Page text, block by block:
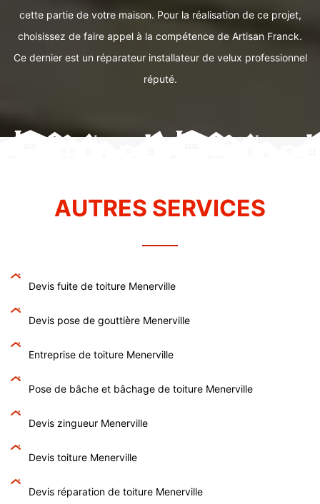
cette partie de votre maison. Pour la réalisation de ce projet,
choisissez de faire appel à la compétence de Artisan Franck.
Ce dernier est un réparateur installateur de velux professionnel
réputé.
AUTRES SERVICES
Devis fuite de toiture Menerville
Devis pose de gouttière Menerville
Entreprise de toiture Menerville
Pose de bâche et bâchage de toiture Menerville
Devis zingueur Menerville
Devis toiture Menerville
Devis réparation de toiture Menerville